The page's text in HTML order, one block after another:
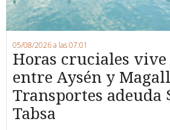
05/08/2026 a las 07:01
Horas cruciales
entre Aysén y
Transportes
Tabsa